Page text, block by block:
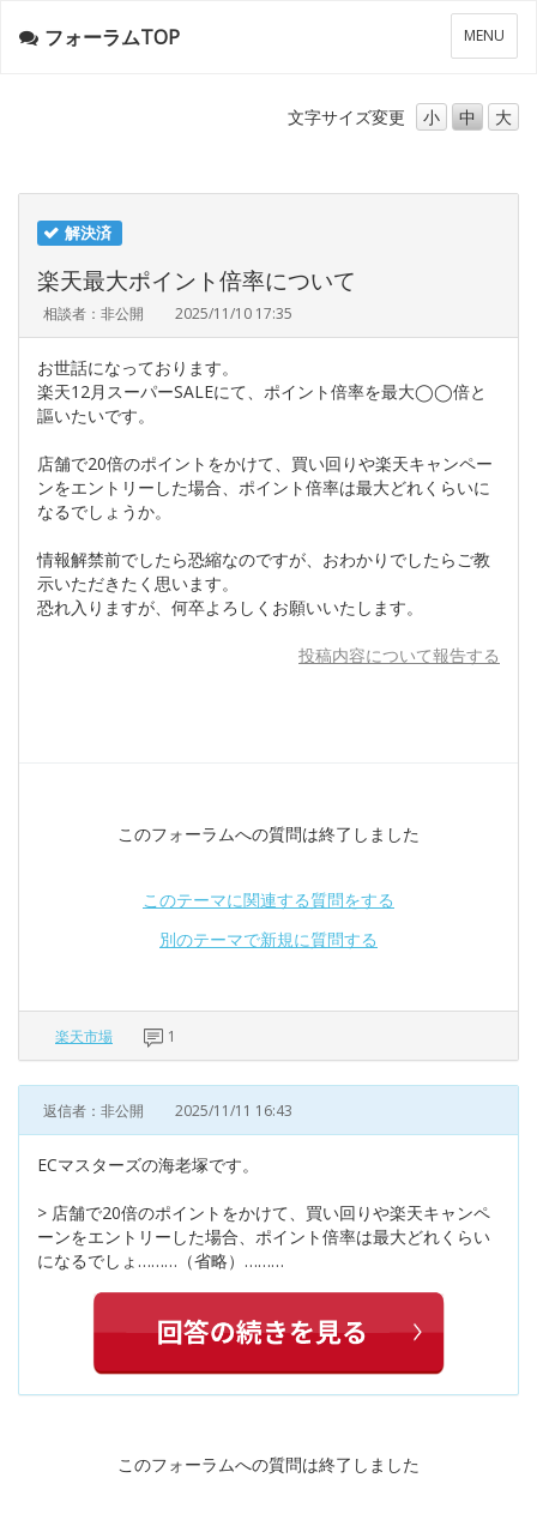
メ
ニ
ー
MENU
フォーラムTOP
文字サイズ変更 小 中 大
解決済
楽天最大ポイント倍率について
相談者：非公開 2025/11/10 17:35
お世話になっております。
楽天12月スーパーSALEにて、ポイント倍率を最大◯◯倍と
謳いたいです。
店舗で20倍のポイントをかけて、買い回りや楽天キャンペー
ンをエントリーした場合、ポイント倍率は最大どれくらいに
なるでしょうか。
情報解禁前でしたら恐縮なのですが、おわかりでしたらご教
示いただきたく思います。
恐れ入りますが、何卒よろしくお願いいたします。
投稿内容について報告する
このフォーラムへの質問は終了しました
このテーマに関連する質問をする
別のテーマで新規に質問する
楽天市場 1
返信者：非公開 2025/11/11 16:43
ECマスターズの海老塚です。
> 店舗で20倍のポイントをかけて、買い回りや楽天キャンペ
ーンをエントリーした場合、ポイント倍率は最大どれくらい
になるでしょ………（省略）………
このフォーラムへの質問は終了しました